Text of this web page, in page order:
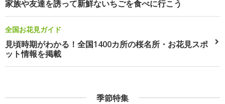
家族や友達を誘って新鮮ないちごを食べに行こう
全国お花見ガイド
見頃時期がわかる！全国1400カ所の桜名所・お花見スポ
ット情報を掲載
季節特集